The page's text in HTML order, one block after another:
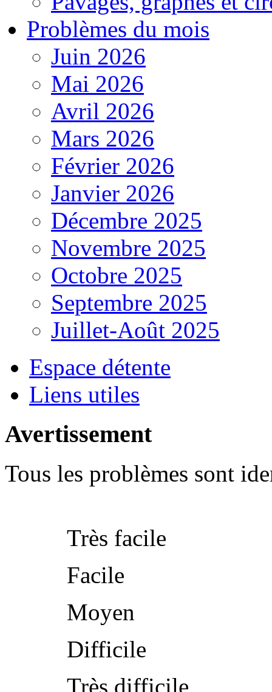
Problèmes du mois
Juin 2026
Mai 2026
Avril 2026
Mars 2026
Février 2026
Janvier 2026
Décembre 2025
Novembre 2025
Octobre 2025
Septembre 2025
Juillet-Août 2025
Espace détente
Liens utiles
Avertissement
Tous les problèmes sont
Très facile
Facile
Moyen
Difficile
Très difficile